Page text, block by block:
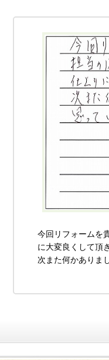
今回リフォームを
に大変良くして頂
次また何かありま